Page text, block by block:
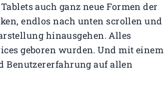
auch ganz neue Formen der
endlos nach unten scrollen und
hinausgehen. Alles
geboren wurden. Und mit einem
Benutzererfahrung auf allen